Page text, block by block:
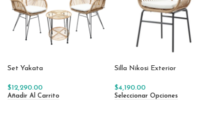
Set Yakata
$12,290.00
Añadir Al Carrito
Silla Nikosi Exterior
$4,190.00
Seleccionar Opciones